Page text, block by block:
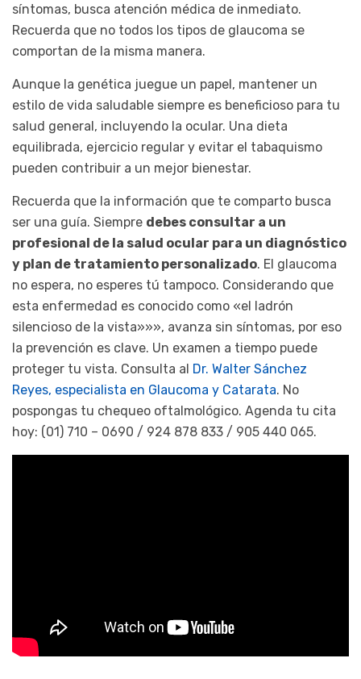
síntomas, busca atención médica de inmediato.
Recuerda que no todos los tipos de glaucoma se
comportan de la misma manera.
Aunque la genética juegue un papel, mantener un
estilo de vida saludable siempre es beneficioso para tu
salud general, incluyendo la ocular. Una dieta
equilibrada, ejercicio regular y evitar el tabaquismo
pueden contribuir a un mejor bienestar.
Recuerda que la información que te comparto busca
ser una guía. Siempre debes consultar a un
profesional de la salud ocular para un diagnóstico
y plan de tratamiento personalizado. El glaucoma
no espera, no esperes tú tampoco. Considerando que
esta enfermedad es conocido como «el ladrón
silencioso de la vista»»», avanza sin síntomas, por eso
la prevención es clave. Un examen a tiempo puede
proteger tu vista. Consulta al Dr. Walter Sánchez
Reyes, especialista en Glaucoma y Catarata. No
pospongas tu chequeo oftalmológico. Agenda tu cita
hoy: (01) 710 – 0690 / 924 878 833 / 905 440 065.